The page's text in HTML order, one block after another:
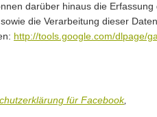
darüber hinaus die Erfassung
die Verarbeitung dieser
http://tools.google.com/dlpage/
für Facebook,